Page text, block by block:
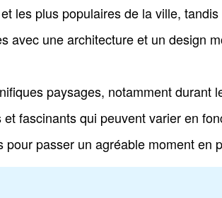
les plus populaires de la ville,
avec une architecture et un design
paysages, notamment durant
fascinants qui peuvent varier en
passer un agréable moment